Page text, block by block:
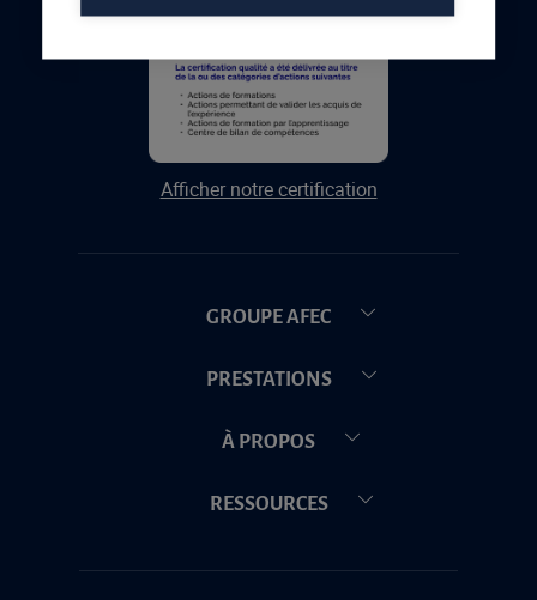
Afficher notre certification
GROUPE AFEC
PRESTATIONS
À PROPOS
RESSOURCES